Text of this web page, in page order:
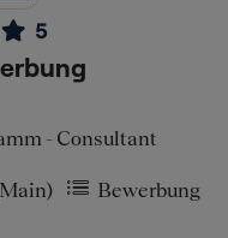
5
- Consultant
Bewerbung